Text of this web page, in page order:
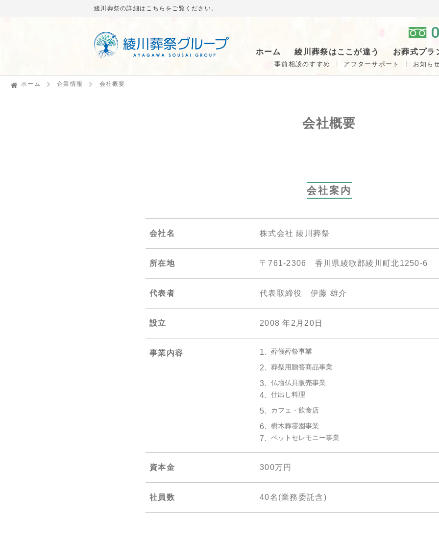
綾川葬祭の詳細はこちらをご覧ください。
ホーム 綾川葬祭はここが違う お葬式プラ
事前相談のすすめ アフターサポート お知ら
ホーム 企業情報 会社概要
会社概要
会社案内
会社名 株式会社 綾川葬祭
所在地 〒761-2306 香川県綾歌郡綾川町北1250-6
代表者 代表取締役 伊藤 雄介
設立 2008 年2月20日
事業内容 1. 葬儀葬祭事業
2. 葬祭用贈答商品事業
3. 仏壇仏具販売事業
4. 仕出し料理
5. カフェ・飲食店
6. 樹木葬霊園事業
7. ペットセレモニー事業
資本金 300万円
社員数 40名(業務委託含)